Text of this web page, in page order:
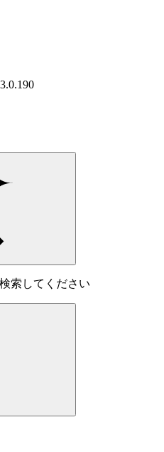
索してください